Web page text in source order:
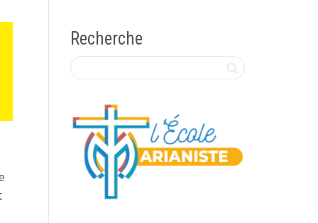
Recherche